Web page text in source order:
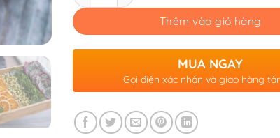
Thêm vào giỏ hàng
MUA NGAY
Gọi điện xác nhận và giao hàng